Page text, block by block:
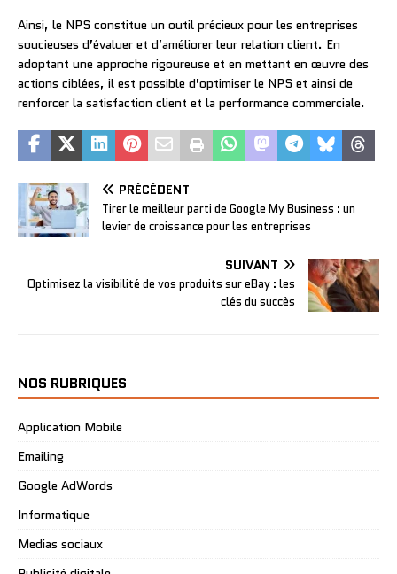
Ainsi, le NPS constitue un outil précieux pour les entreprises
soucieuses d’évaluer et d’améliorer leur relation client. En
adoptant une approche rigoureuse et en mettant en œuvre des
actions ciblées, il est possible d’optimiser le NPS et ainsi de
renforcer la satisfaction client et la performance commerciale.
PRÉCÉDENT
Tirer le meilleur parti de Google My Business : un
levier de croissance pour les entreprises
SUIVANT
Optimisez la visibilité de vos produits sur eBay : les
clés du succès
NOS RUBRIQUES
Application Mobile
Emailing
Google AdWords
Informatique
Medias sociaux